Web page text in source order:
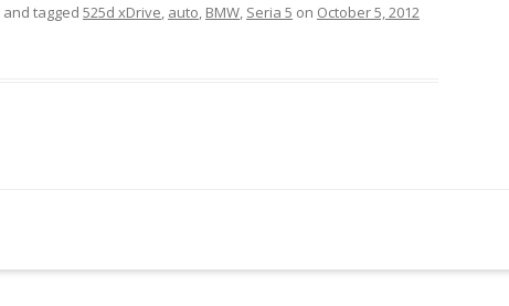
and tagged 525d xDrive, auto, BMW, Seria 5 on October 5, 2012